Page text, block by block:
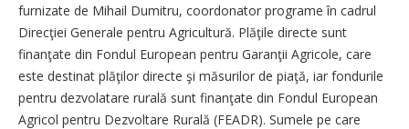
furnizate de Mihail Dumitru, coordonator programe în cadrul
Direcţiei Generale pentru Agricultură. Plăţile directe sunt
finanţate din Fondul European pentru Garanţii Agricole, care
este destinat plăţilor directe şi măsurilor de piaţă, iar fondurile
pentru dezvolatare rurală sunt finanţate din Fondul European
Agricol pentru Dezvoltare Rurală (FEADR). Sumele pe care